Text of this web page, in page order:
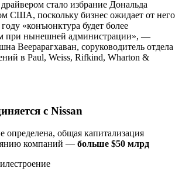
стало избрание Дональда
США, поскольку бизнес ожидает от него
«конъюнктура будет более
при нынешней администрации», —
Веерарагхаван, соруководитель отдела
в Paul, Weiss, Rifkind, Wharton &
с Nissan
общая капитализация
компаний — больше $50 млрд